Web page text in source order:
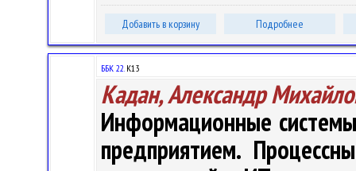
Добавить в корзину Подробнее
ББК 22.К13
Кадан, Александр
Информационные
предприятием.